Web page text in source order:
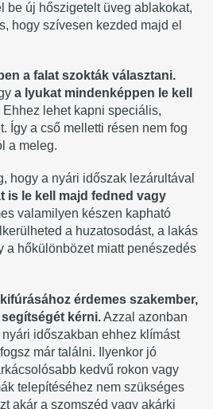
be új hőszigetelt üveg ablakokat,
hogy szívesen kezded majd el
a falat szokták választani.
a lyukat mindenképpen le kell
Ehhez lehet kapni speciális,
Így a cső melletti résen nem fog
a meleg.
hogy a nyári időszak lezárultával
is le kell majd fedned vagy
valamilyen készen kapható
a huzatosodást, a lakás
a hőkülönbözet miatt penészedés
érdemes szakember,
kérni.Azzal azonban
időszakban ehhez klímást
már találni. Ilyenkor jó
kedvű rokon vagy
telepítéséhez nem szükséges
akár a szomszéd vagy akárki